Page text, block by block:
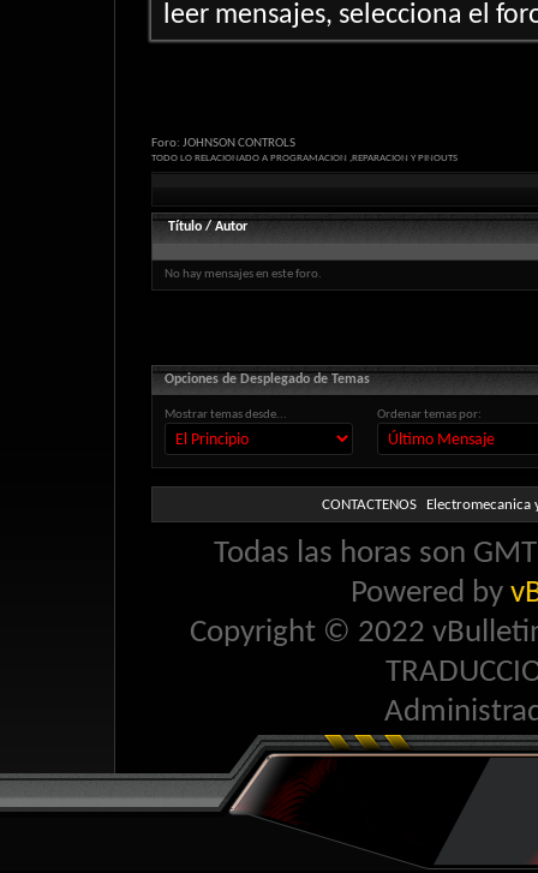
leer mensajes, selecciona el
Foro: JOHNSON CONTROLS
TODO LO RELACIONADO A PROGRAMACION ,REPARACION Y PINOUTS
Título / Autor
No hay mensajes en este foro.
Opciones de Desplegado de Temas
Mostrar temas desde... Ordenar temas por:
CONTACTENOS Electromecanica
Todas las horas son
Powered by
Copyright © 2022